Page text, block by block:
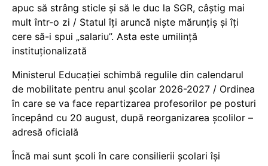
apuc să strâng sticle și să le duc la SGR, câștig mai
mult într-o zi / Statul îți aruncă niște mărunțiș și îți
cere să-i spui „salariu”. Asta este umilință
instituționalizată
Ministerul Educației schimbă regulile din calendarul
de mobilitate pentru anul școlar 2026-2027 / Ordinea
în care se va face repartizarea profesorilor pe posturi
începând cu 20 august, după reorganizarea școlilor –
adresă oficială
Încă mai sunt școli în care consilierii școlari își